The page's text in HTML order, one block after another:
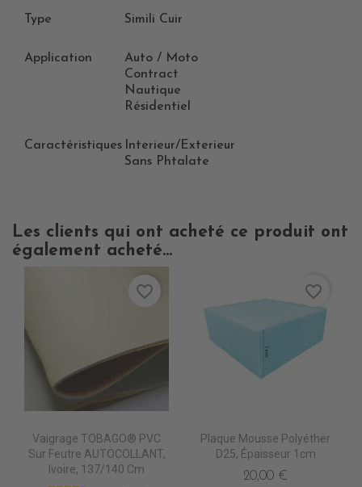
Type Simili Cuir
Application
Auto / Moto
Contract
Nautique
Résidentiel
Caractéristiques Interieur/Exterieur
Sans Phtalate
Les clients qui ont acheté ce produit ont
également acheté...
Vaigrage TOBAGO® PVC
Sur Feutre AUTOCOLLANT,
Ivoire, 137/140 Cm
favorite_border
Plaque Mousse Polyéther
D25, Épaisseur 1cm
20,00 €
favorite_border